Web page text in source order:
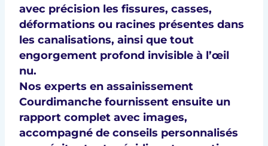
avec précision les fissures, casses,
déformations ou racines présentes dans
les canalisations, ainsi que tout
engorgement profond invisible à l’œil
nu.
Nos experts en assainissement
Courdimanche fournissent ensuite un
rapport complet avec images,
accompagné de conseils personnalisés